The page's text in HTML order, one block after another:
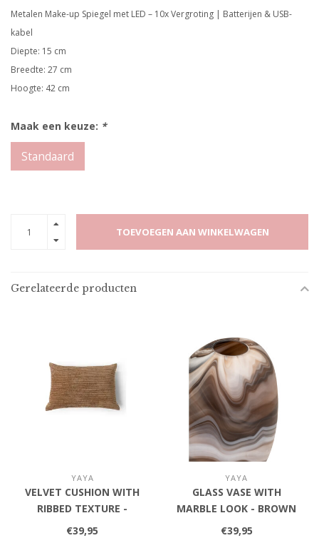
Metalen Make-up Spiegel met LED – 10x Vergroting | Batterijen & USB-
kabel
Diepte: 15 cm
Breedte: 27 cm
Hoogte: 42 cm
Maak een keuze: *
Standaard
TOEVOEGEN AAN WINKELWAGEN
Gerelateerde producten
YAYA
VELVET CUSHION WITH
RIBBED TEXTURE -
BROWN
€39,95
YAYA
GLASS VASE WITH
MARBLE LOOK - BROWN
€39,95